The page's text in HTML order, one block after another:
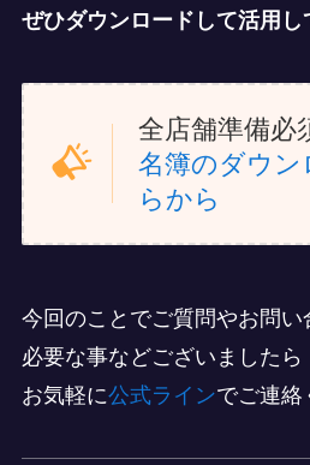
ぜひダウンロードして活用し
全店舗準備
名簿のダウン
らから
今回のことでご質問やお問
必要な事などございましたら
お気軽に公式ラインでご連絡